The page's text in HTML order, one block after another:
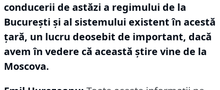
conducerii de astăzi a regimului de la
Bucureşti şi al sistemului existent în acestă
ţară, un lucru deosebit de important, dacă
avem în vedere că această ştire vine de la
Moscova.